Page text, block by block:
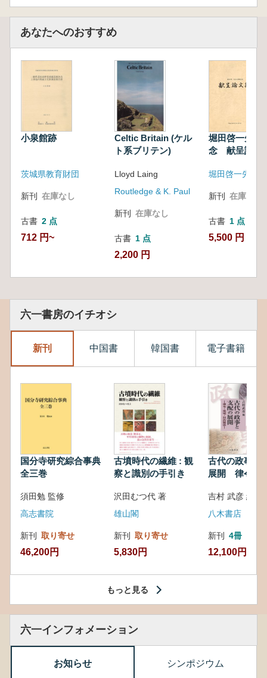
あなたへのおすすめ
小泉館跡
茨城県教育財団
新刊 在庫なし
古書 2 点
712 円~
Celtic Britain (ケル
ト系ブリテン)
Lloyd Laing
Routledge & K. Paul
新刊 在庫なし
古書 1 点
2,200 円
堀田啓一先生
念 献呈論文
新刊 在庫なし
古書 1 点
5,500 円
六一書房のイチオシ
新刊 中国書 韓国書 電子書籍
国分寺研究綜合事典
全三巻
須田勉 監修
高志書院
新刊 取り寄せ
46,200円
古墳時代の繊維 : 観
察と識別の手引き
沢田むつ代 著
雄山閣
新刊 取り寄せ
5,830円
古代の政事と
展開 律令・
吉村 武彦 編集
八木書店
新刊 4冊
12,100円
もっと見る
六一インフォメーション
お知らせ シンポジウム